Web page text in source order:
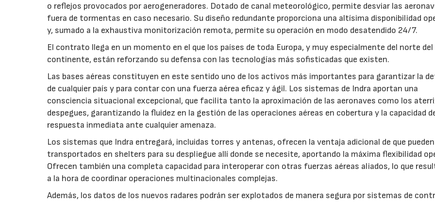
o reflejos provocados por aerogeneradores. Dotado de canal meteorológico, permite desviar las
fuera de tormentas en caso necesario. Su diseño redundante proporciona una altísima disponibilidad
y, sumado a la exhaustiva monitorización remota, permite su operación en modo desatendido 24/7.
El contrato llega en un momento en el que los países de toda Europa, y muy especialmente del norte del
continente, están reforzando su defensa con las tecnologías más sofisticadas que existen.
Las bases aéreas constituyen en este sentido uno de los activos más importantes para garantizar la
de cualquier país y para contar con una fuerza aérea eficaz y ágil. Los sistemas de Indra aportan una
consciencia situacional excepcional, que facilita tanto la aproximación de las aeronaves como los
despegues, garantizando la fluidez en la gestión de las operaciones aéreas en cobertura y la capacidad
respuesta inmediata ante cualquier amenaza.
Los sistemas que Indra entregará, incluidas torres y antenas, ofrecen la ventaja adicional de que
transportados en shelters para su despliegue allí donde se necesite, aportando la máxima flexibilidad
Ofrecen también una completa capacidad para interoperar con otras fuerzas aéreas aliados, lo que
a la hora de coordinar operaciones multinacionales complejas.
Además, los datos de los nuevos radares podrán ser explotados de manera segura por sistemas de
21/07/2026 28/07/2026